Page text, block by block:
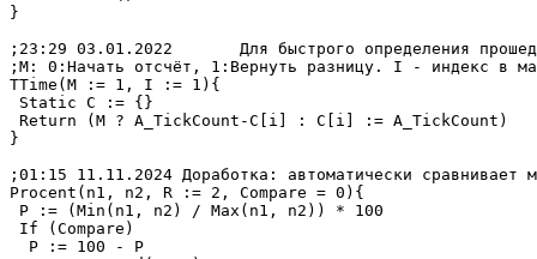
}
;23:29 03.01.2022	Для быстрого определения прошедшего времени для команд. Без ограничений для отсчёта разниц.
;M: 0:Начать отсчёт, 1:Вернуть разницу. I - индекс в
TTime(M := 1, I := 1){
Static C := {}
Return (M ? A_TickCount-C[i] : C[i] := A_TickCount)	; Сокращённый вариант.
}
;01:15 11.11.2024 Доработка: автоматически сравнивает
Procent(n1, n2, R := 2, Compare = 0){
P := (Min(n1, n2) / Max(n1, n2)) * 100
If (Compare)
  P := 100 - P